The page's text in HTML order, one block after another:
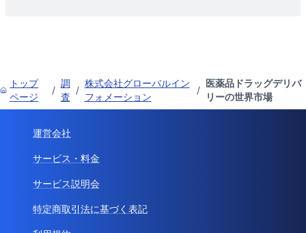
トップ
ページ
/
調
査
/
株式会社グローバルイン
フォメーション
/
医薬品ドラッグデリバ
リーの世界市場
運営会社
サービス・料金
サービス説明会
特定商取引法に基づく表記